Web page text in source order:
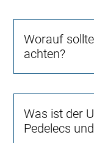
Worauf
achten?
Was ist der
Pedelecs